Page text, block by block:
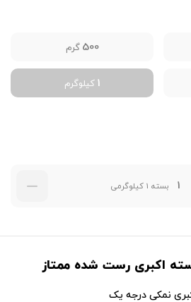
500 گرم
1 کیلوگرم
بسته 1 کیلوگرمی
اکبری رست شده ممتاز
نمکی درجه یک